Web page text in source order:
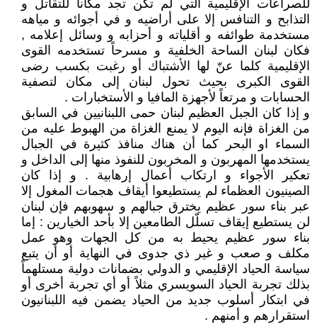
للصراعات الإقليمية التي لم تكن تجد مكاناً للتقاتل و
التذابح و التنافس إلا على أراضيه و في أجوائه و مياهه
مستخدمة طوائفه و أقلياته و أحزابه و وسائل إعلامه ,
فكان لبنان الساحة الخلفية و مسرحاً تستخدمه القوى
الإقليمية كلما عنّ لها الأشتباك أو رغبت بكسب رضى
القوى الكبرى بحيث تحول لبنان إلى مكان لتصفية
الحسابات و مرتعاً لأجهزة المافيا و الأستخبارات .
و إذا كان الجبل العظيم لبنان حمى اللبنانيين في السابق
من الغزاة فإنه اليوم لا يمنع الغزاة من الهبوط عليه من
السماء او البحر كما أن هناك منافذ كثيرة في الجبال
يستخدمها المهربون و المخربون للنفوذ منها إلى الداخل و
تعكير الأجواء و ارتكاب أعمال إرهابية . و إذا كان
الصينيون العظماء لم يستطيعوا أيقاف هجمات المغول إلا
عبر بناء سور عظيم يخترق جبالهم و سهوبهم فإن لبنان
لن يستطيع إيقاف تسلّل الطامعين إلا بأحد الخيارين : إما
بناء سور عظيم يحيط به من كل الجهات وهو عمل
مكلف و صعب و غير ذي جدوى في النهاية أو أن يتبع
سياسة الحياد الإقليمي و الدولي بضمانات دولية مستلهماً
بذلك تجربة الحياد السويسري مثلاً أو أي تجربة أخرى أو
في ابتكار أسلوب جديد من الحياد يضمن فيه اللبنانيون
استقرارهم و أمنهم .